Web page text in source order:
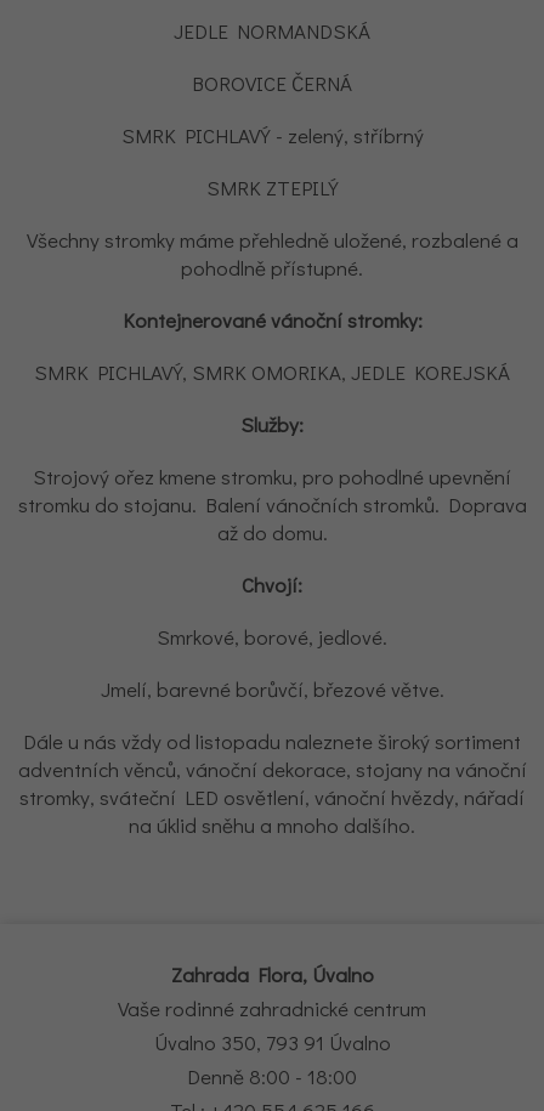
JEDLE NORMANDSKÁ
BOROVICE ČERNÁ
SMRK PICHLAVÝ - zelený, stříbrný
SMRK ZTEPILÝ
Všechny stromky máme přehledně uložené, rozbalené a
pohodlně přístupné.
Kontejnerované vánoční stromky:
SMRK PICHLAVÝ, SMRK OMORIKA, JEDLE KOREJSKÁ
Služby:
Strojový ořez kmene stromku, pro pohodlné upevnění
stromku do stojanu. Balení vánočních stromků. Doprava
až do domu.
Chvojí:
Smrkové, borové, jedlové.
Jmelí, barevné borůvčí, březové větve.
Dále u nás vždy od listopadu naleznete široký sortiment
adventních věnců, vánoční dekorace, stojany na vánoční
stromky, sváteční LED osvětlení, vánoční hvězdy, nářadí
na úklid sněhu a mnoho dalšího.
Zahrada Flora, Úvalno
Vaše rodinné zahradnické centrum
Úvalno 350, 793 91 Úvalno
Denně 8:00 - 18:00